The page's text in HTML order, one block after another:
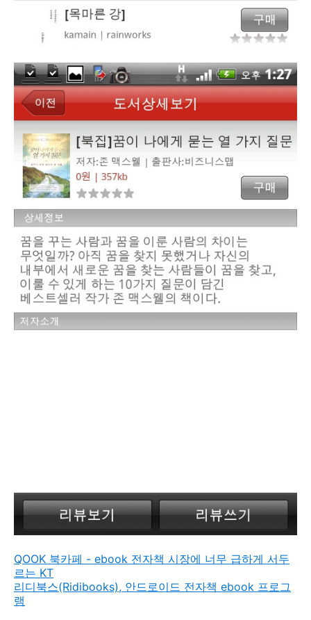
QOOK 북카페 - ebook 전자책 시장에 너무 급하게 서두
르는 KT
리디북스(Ridibooks), 안드로이드 전자책 ebook 프로그
램